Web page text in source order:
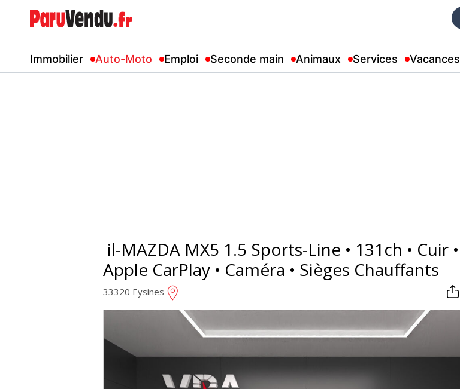
Immobilier Auto-Moto Emploi Seconde main Animaux Services Vacances
il-MAZDA MX5 1.5 Sports-Line • 131ch • Cuir •
Apple CarPlay • Caméra • Sièges Chauffants
33320 Eysines